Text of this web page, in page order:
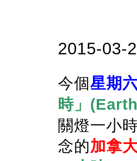
2015-03-
今個星期
時」
關燈一小
念的加拿